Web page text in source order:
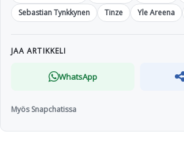
Sebastian Tynkkynen
Tinze Yle Areena
JAA ARTIKKELI
WhatsApp
Myös Snapchatissa